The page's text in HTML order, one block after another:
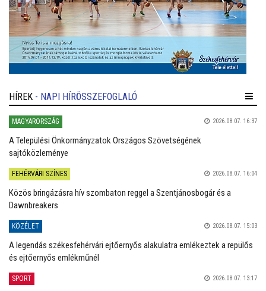
HÍREK - NAPI HÍRÖSSZEFOGLALÓ
MAGYARORSZÁG 2026.08.07. 16:37
A Települési Önkormányzatok Országos Szövetségének
sajtóközleménye
FEHÉRVÁRI SZÍNES 2026.08.07. 16:04
Közös bringázásra hív szombaton reggel a Szentjánosbogár és a
Dawnbreakers
KÖZÉLET 2026.08.07. 15:03
A legendás székesfehérvári ejtőernyős alakulatra emlékeztek a repülős
és ejtőernyős emlékműnél
SPORT 2026.08.07. 13:17